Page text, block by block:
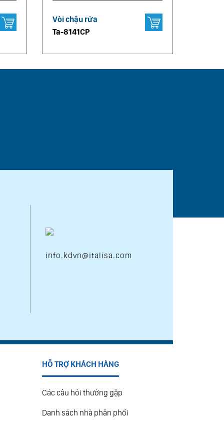
Vòi chậu rửa
Ta-8141CP
info.kdvn@italisa.com
HỖ TRỢ KHÁCH HÀNG
Các câu hỏi thường gặp
Danh sách nhà phân phối